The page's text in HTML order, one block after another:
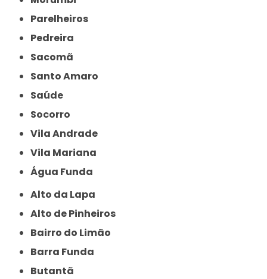
Parelheiros
Pedreira
Sacomã
Santo Amaro
Saúde
Socorro
Vila Andrade
Vila Mariana
Água Funda
Alto da Lapa
Alto de Pinheiros
Bairro do Limão
Barra Funda
Butantã